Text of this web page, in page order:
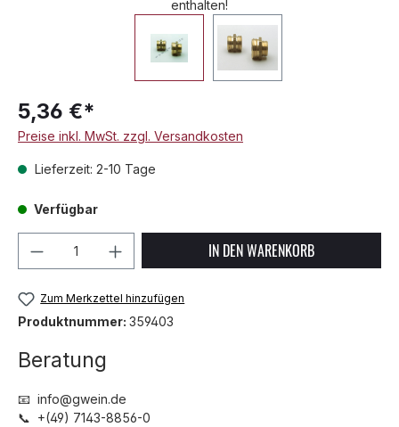
enthalten!
5,36 €*
Preise inkl. MwSt. zzgl. Versandkosten
Lieferzeit: 2-10 Tage
Verfügbar
Produkt Anzahl: Gib denIN DEN WARENKORB
Zum Merkzettel hinzufügen
Produktnummer: 359403
Beratung
📧 info@gwein.de
📞 +(49) 7143-8856-0